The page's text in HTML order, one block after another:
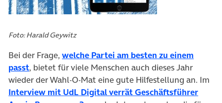
Foto: Harald Geywitz
Bei der Frage, welche Partei am besten zu einem
passt(öffnet in neuem Tab)
, bietet für viele Menschen auch dieses Jahr
wieder der Wahl-O-Mat eine gute Hilfestellung an. Im
Interview mit UdL Digital verrät Geschäftsführer